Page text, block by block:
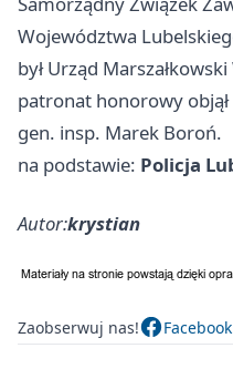
Województwa
był Urząd
patronat honorowy
gen. insp. Marek Boroń.
na podstawie: Policja
Autor:krystian
Zaobserwuj nas! Facebook